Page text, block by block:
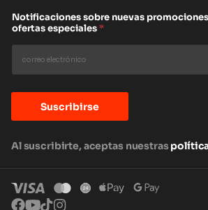
Notificaciones sobre nuevas
ofertas especiales*
Suscribirse
Al suscribirte, aceptas nuestras